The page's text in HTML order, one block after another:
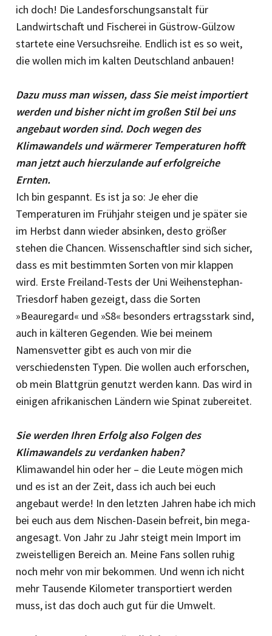
ich doch! Die Landesforschungsanstalt für
Landwirtschaft und Fischerei in Güstrow-Gülzow
startete eine Versuchsreihe. Endlich ist es so weit,
die wollen mich im kalten Deutschland anbauen!
Dazu muss man wissen, dass Sie meist importiert
werden und bisher nicht im großen Stil bei uns
angebaut worden sind. Doch wegen des
Klimawandels und wärmerer Temperaturen hofft
man jetzt auch hierzulande auf erfolgreiche
Ernten.
Ich bin gespannt. Es ist ja so: Je eher die
Temperaturen im Frühjahr steigen und je später sie
im Herbst dann wieder absinken, desto größer
stehen die Chancen. Wissenschaftler sind sich sicher,
dass es mit bestimmten Sorten von mir klappen
wird. Erste Freiland-Tests der Uni Weihenstephan-
Triesdorf haben gezeigt, dass die Sorten
»Beauregard« und »S8« besonders ertragsstark sind,
auch in kälteren Gegenden. Wie bei meinem
Namensvetter gibt es auch von mir die
verschiedensten Typen. Die wollen auch erforschen,
ob mein Blattgrün genutzt werden kann. Das wird in
einigen afrikanischen Ländern wie Spinat zubereitet.
Sie werden Ihren Erfolg also Folgen des
Klimawandels zu verdanken haben?
Klimawandel hin oder her – die Leute mögen mich
und es ist an der Zeit, dass ich auch bei euch
angebaut werde! In den letzten Jahren habe ich mich
bei euch aus dem Nischen-Dasein befreit, bin mega-
angesagt. Von Jahr zu Jahr steigt mein Import im
zweistelligen Bereich an. Meine Fans sollen ruhig
noch mehr von mir bekommen. Und wenn ich nicht
mehr Tausende Kilometer transportiert werden
muss, ist das doch auch gut für die Umwelt.